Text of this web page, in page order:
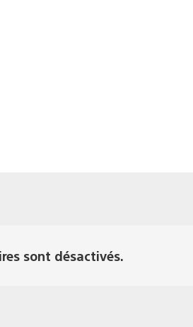
sont désactivés.